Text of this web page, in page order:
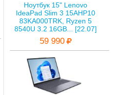
Ноутбук 15" Lenovo
IdeaPad Slim 3 15AHP10
83KA000TRK, Ryzen 5
8540U 3.2 16GB... [22.07]
59 990